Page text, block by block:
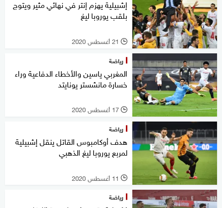
إشبيلية يهزم إنتر في نهائي مثير ويتوج
بلقب يوروبا ليغ
l 21 أغسطس 2020
رياضة
المغربي ياسين والأخطاء الدفاعية وراء
خسارة مانشستر يونايتد
l 17 أغسطس 2020
رياضة
هدف أوكامبوس القاتل ينقل إشبيلية
لمربع يوروبا ليغ الذهبي
l 11 أغسطس 2020
رياضة